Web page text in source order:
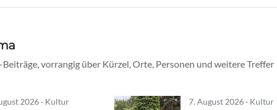
vorrangig über Kürzel, Orte, Personen und weitere Treffer
2026 · Kultur 7. August 2026 · Kultur